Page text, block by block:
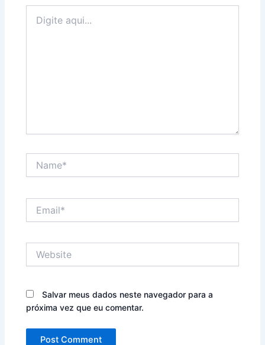
aqui...
Salvar meus dados neste navegador para a
próxima vez que eu comentar.